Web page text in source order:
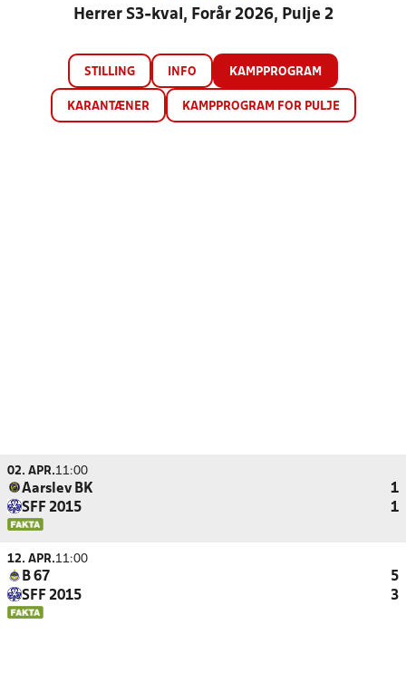
Herrer S3-kval, Forår 2026, Pulje 2
STILLING INFO KAMPPROGRAM
KARANTÆNER KAMPPROGRAM FOR PULJE
02. APR.11:00
Aarslev BK
1
SFF 2015
1
12. APR.11:00
B 67
5
SFF 2015
3